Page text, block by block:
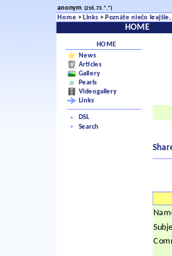
anonym (216.73.*.*)
Home > Links > Poznáte niečo
HOME
HOME
News
Articles
Gallery
Pearls
Videogallery
Links
DSL
Search